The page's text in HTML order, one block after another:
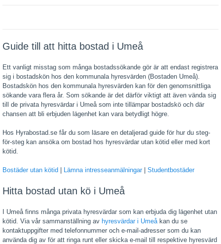
Guide till att hitta bostad i Umeå
Ett vanligt misstag som många bostadssökande gör är att endast registrera
sig i bostadskön hos den kommunala hyresvärden (Bostaden Umeå).
Bostadskön hos den kommunala hyresvärden kan för den genomsnittliga
sökande vara flera år. Som sökande är det därför viktigt att även vända sig
till de privata hyresvärdar i Umeå som inte tillämpar bostadskö och där
chansen att bli erbjuden lägenhet kan vara betydligt högre.
Hos Hyrabostad.se får du som läsare en detaljerad guide för hur du steg-
för-steg kan ansöka om bostad hos hyresvärdar utan kötid eller med kort
kötid.
Bostäder utan kötid Lämna intresseanmälningar| Studentbostäder
Hitta bostad utan kö i Umeå
I Umeå finns många privata hyresvärdar som kan erbjuda dig lägenhet utan
kötid. Via vår sammanställning av hyresvärdar i Umeåkan du se
kontaktuppgifter med telefonnummer och e-mail-adresser som du kan
använda dig av för att ringa runt eller skicka e-mail till respektive hyresvärd